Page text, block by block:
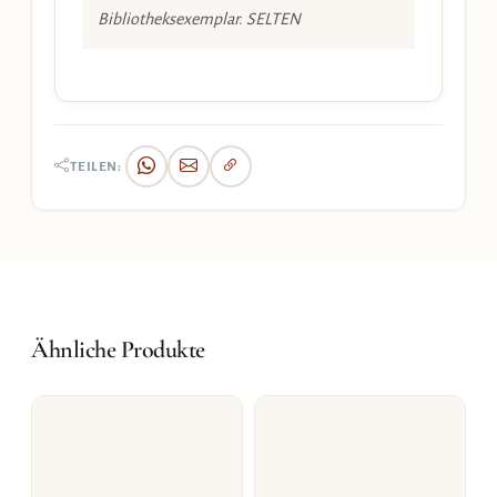
Bibliotheksexemplar. SELTEN
TEILEN:
Ähnliche Produkte